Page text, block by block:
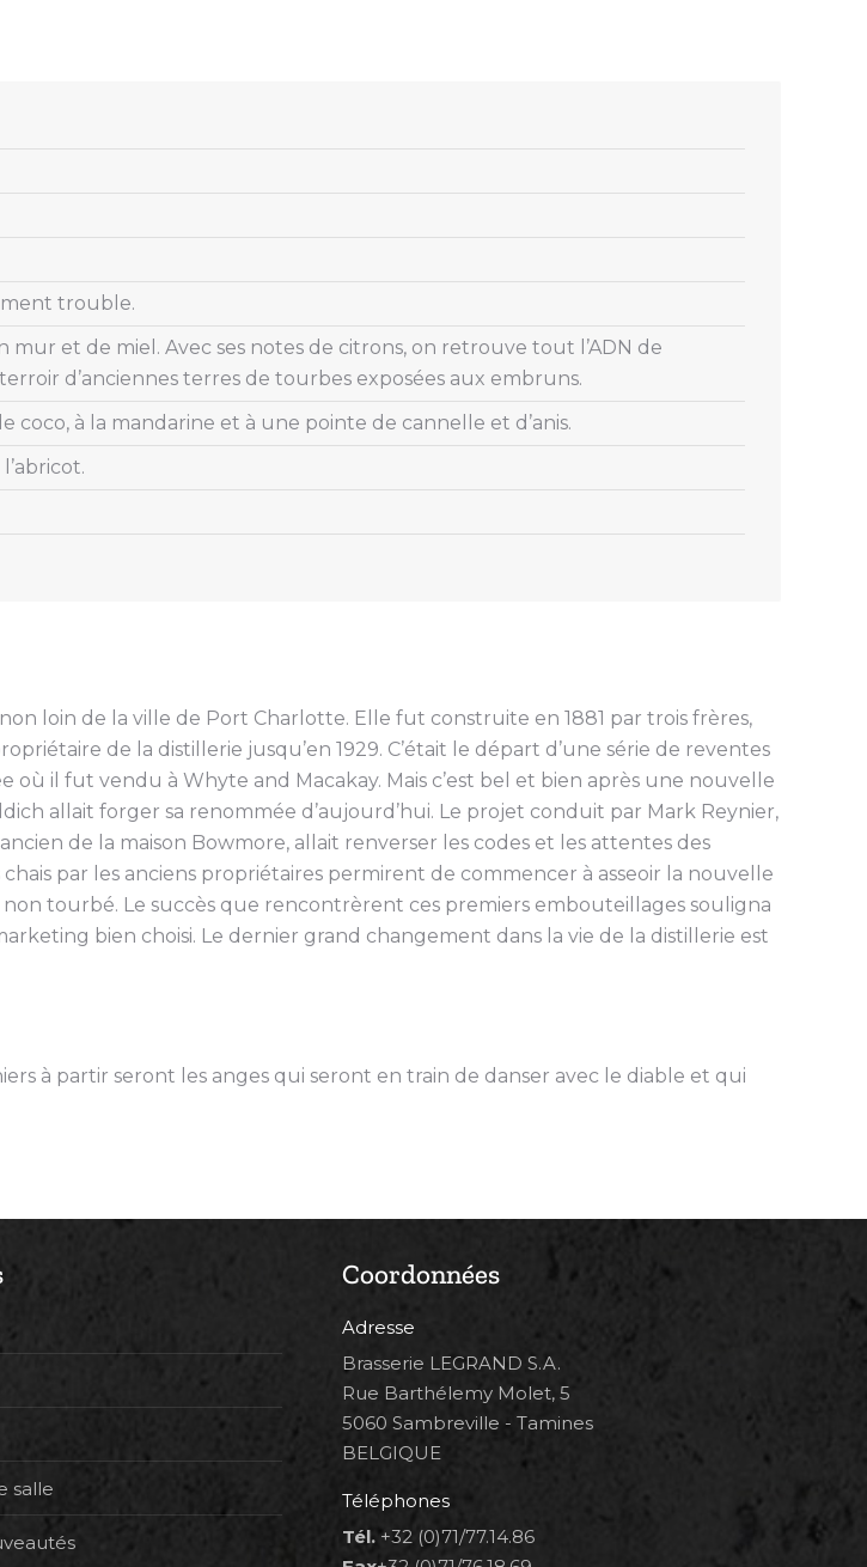
loin de la ville de Port Charlotte. Elle fut construite en 1881 par trois frères,
de la distillerie jusqu’en 1929. C’était le départ d’une série de reventes
où il fut vendu à Whyte and Macakay. Mais c’est bel et bien après une nouvelle
allait forger sa renommée d’aujourd’hui. Le projet conduit par Mark Reynier,
de la maison Bowmore, allait renverser les codes et les attentes des
par les anciens propriétaires permirent de commencer à asseoir la nouvelle
tourbé. Le succès que rencontrèrent ces premiers embouteillages souligna
bien choisi. Le dernier grand changement dans la vie de la distillerie est
à partir seront les anges qui seront en train de danser avec le diable et qui
trouble.
mur et de miel. Avec ses notes de citrons, on retrouve tout l’ADN de
d’anciennes terres de tourbes exposées aux embruns.
coco, à la mandarine et à une pointe de cannelle et d’anis.
salle
Coordonnées
Adresse
Brasserie LEGRAND S.A.
Rue Barthélemy Molet, 5
5060 Sambreville - Tamines
BELGIQUE
Téléphones
Tél. +32 (0)71/77.14.86